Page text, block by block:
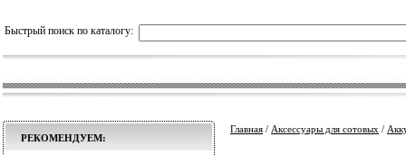
Быстрый поиск по каталогу:
РЕКОМЕНДУЕМ:
Главная / Аксессуары для сотовых /